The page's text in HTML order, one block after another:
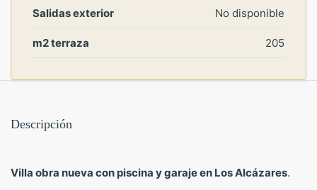
Salidas exterior No disponible
m2 terraza 205
Descripción
Villa obra nueva con piscina y garaje en Los Alcázares.